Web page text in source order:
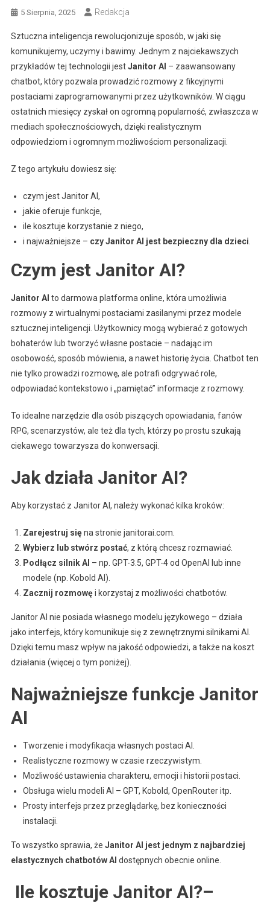
5 Sierpnia, 2025 Redakcja
Sztuczna inteligencja rewolucjonizuje sposób, w jaki się
komunikujemy, uczymy i bawimy. Jednym z najciekawszych
przykładów tej technologii jestJanitor AI – zaawansowany
chatbot, który pozwala prowadzić rozmowy z fikcyjnymi
postaciami zaprogramowanymi przez użytkowników. W ciągu
ostatnich miesięcy zyskał on ogromną popularność, zwłaszcza w
mediach społecznościowych, dzięki realistycznym
odpowiedziom i ogromnym możliwościom personalizacji.
Z tego artykułu dowiesz się:
czym jest Janitor AI,
jakie oferuje funkcje,
ile kosztuje korzystanie z niego,
i najważniejsze – czy Janitor AI jest bezpieczny dla dzieci.
Czym jest Janitor AI?
Janitor AI to darmowa platforma online, która umożliwia
rozmowy z wirtualnymi postaciami zasilanymi przez modele
sztucznej inteligencji. Użytkownicy mogą wybierać z gotowych
bohaterów lub tworzyć własne postacie – nadając im
osobowość, sposób mówienia, a nawet historię życia. Chatbot ten
nie tylko prowadzi rozmowę, ale potrafi odgrywać role,
odpowiadać kontekstowo i „pamiętać” informacje z rozmowy.
To idealne narzędzie dla osób piszących opowiadania, fanów
RPG, scenarzystów, ale też dla tych, którzy po prostu szukają
ciekawego towarzysza do konwersacji.
Jak działa Janitor AI?
Aby korzystać z Janitor AI, należy wykonać kilka kroków:
Zarejestruj sięna stronie janitorai.com.
Wybierz lub stwórz postać, z którą chcesz rozmawiać.
Podłącz silnik AI – np. GPT-3.5, GPT-4 od OpenAI lub inne
modele (np. Kobold AI).
Zacznij rozmowęi korzystaj z możliwości chatbotów.
Janitor AI nie posiada własnego modelu językowego – działa
jako interfejs, który komunikuje się z zewnętrznymi silnikami AI.
Dzięki temu masz wpływ na jakość odpowiedzi, a także na koszt
działania (więcej o tym poniżej).
Najważniejsze funkcje Janitor
AI
Tworzenie i modyfikacja własnych postaci AI.
Realistyczne rozmowy w czasie rzeczywistym.
Możliwość ustawienia charakteru, emocji i historii postaci.
Obsługa wielu modeli AI – GPT, Kobold, OpenRouter itp.
Prosty interfejs przez przeglądarkę, bez konieczności
instalacji.
To wszystko sprawia, że Janitor AI jest jednym z najbardziej
elastycznych chatbotów AI dostępnych obecnie online.
Ile kosztuje Janitor AI?–